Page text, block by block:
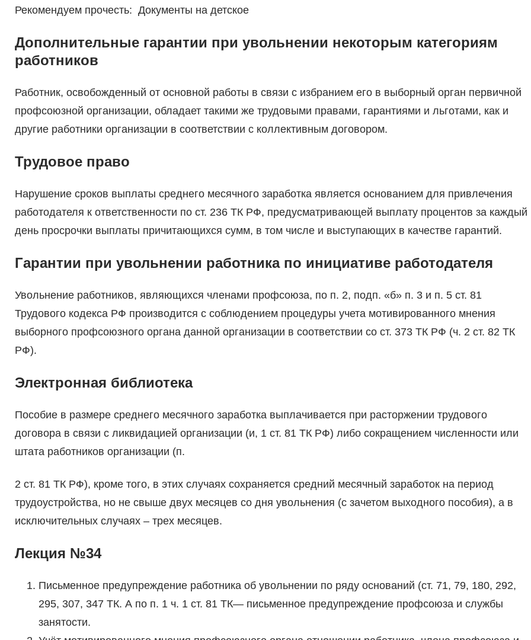
Рекомендуем прочесть: Документы на детское
Дополнительные гарантии при увольнении некоторым категориям
работников
Работник, освобожденный от основной работы в связи с избранием его в выборный орган первичной
профсоюзной организации, обладает такими же трудовыми правами, гарантиями и льготами, как и
другие работники организации в соответствии с коллективным договором.
Трудовое право
Нарушение сроков выплаты среднего месячного заработка является основанием для привлечения
работодателя к ответственности по ст. 236 ТК РФ, предусматривающей выплату процентов за каждый
день просрочки выплаты причитающихся сумм, в том числе и выступающих в качестве гарантий.
Гарантии при увольнении работника по инициативе работодателя
Увольнение работников, являющихся членами профсоюза, по п. 2, подп. «б» п. 3 и п. 5 ст. 81
Трудового кодекса РФ производится с соблюдением процедуры учета мотивированного мнения
выборного профсоюзного органа данной организации в соответствии со ст. 373 ТК РФ (ч. 2 ст. 82 ТК
РФ).
Электронная библиотека
Пособие в размере среднего месячного заработка выплачи­вается при расторжении трудового
договора в связи с ликви­дацией организации (и, 1 ст. 81 ТК РФ) либо сокращением численно­сти или
штата работников организации (п.
2 ст. 81 ТК РФ), кроме того, в этих случаях сохраняется средний месячный заработок на период
трудоустройства, но не свыше двух месяцев со дня уволь­нения (с зачетом выходного пособия), а в
исключительных слу­чаях – трех месяцев.
Лекция №34
Письменное предупреждение работника об увольнении по ряду оснований (ст. 71, 79, 180, 292,
295, 307, 347 ТК. А по п. 1 ч. 1 ст. 81 ТК— письменное предупреждение профсоюза и службы
занятости.